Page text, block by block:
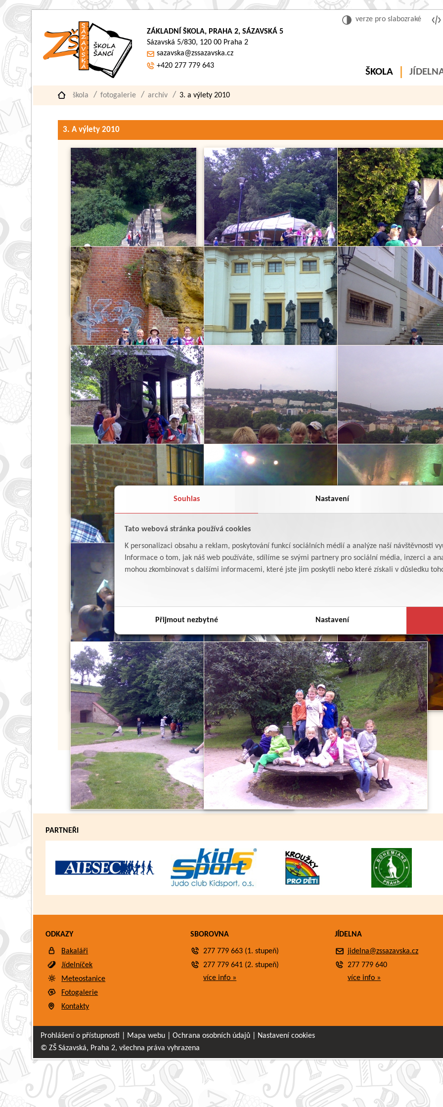
Souhlas Nastavení
Tato webová stránka používá cookies
K personalizaci obsahu a reklam, poskytování funkcí sociálních médií a analýze naší návštěvnosti
Informace o tom, jak náš web používáte, sdílíme se svými partnery pro sociální média, inzerci a
mohou zkombinovat s dalšími informacemi, které jste jim poskytli nebo které získali v důsledku
Přijmout nezbytné Nastavení
verze pro slabozraké
ZÁKLADNÍ ŠKOLA, PRAHA 2, SÁZAVSKÁ 5
Sázavská 5/830, 120 00 Praha 2
sazavska@zssazavska.cz
+420 277 779 643
ŠKOLA
škola fotogalerie archív 3. a výlety 2010
3. A výlety 2010
PARTNEŘI
ODKAZY
Bakaláři
Jídelníček
Meteostanice
Fotogalerie
Kontakty
SBOROVNA
277 779 663 (1. stupeň)
277 779 641 (2. stupeň)
více info »
JÍDELNA
jidelna@zssazavska.cz
277 779 640
více info »
Prohlášení o přístupnosti Mapa webu |Ochrana osobních údajů
Nastavení cookies
© ZŠ Sázavská, Praha 2, všechna práva vyhrazena